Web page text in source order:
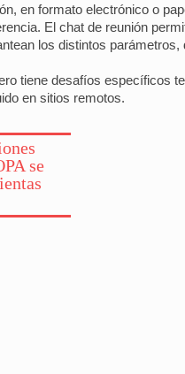
en formato electrónico o
El chat de reunión
los distintos parámetros,
tiene desafíos específicos
en sitios remotos.
se